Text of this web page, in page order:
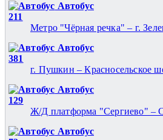
Автобус
211
Метро "Чёрная речка" – г.
Автобус
381
г. Пушкин – Красносельское
Автобус
129
Ж/Д платформа "Сергиево" –
Автобус